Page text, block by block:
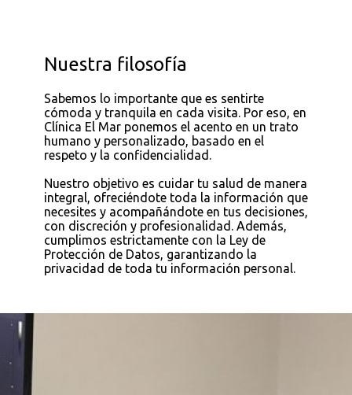
Nuestra filosofía
Sabemos lo importante que es sentirte
cómoda y tranquila en cada visita. Por eso, en
Clínica El Mar ponemos el acento en un trato
humano y personalizado, basado en el
respeto y la confidencialidad.
Nuestro objetivo es cuidar tu salud de manera
integral, ofreciéndote toda la información que
necesites y acompañándote en tus decisiones,
con discreción y profesionalidad. Además,
cumplimos estrictamente con la Ley de
Protección de Datos, garantizando la
privacidad de toda tu información personal.